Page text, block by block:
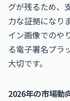
グが残るため、
力な証拠になり
イン画像でのや
る電子署名プラ
大切です。
2026年の市場動